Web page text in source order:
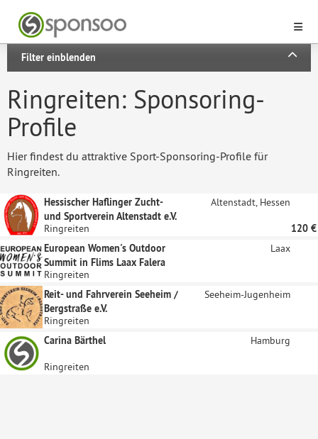
Filter einblenden
Ringreiten: Sponsoring-
Profile
Hier findest du attraktive Sport-Sponsoring-Profile für
Ringreiten.
Hessischer Haflinger Zucht-
und Sportverein Altenstadt e.V.
Altenstadt, Hessen
Ringreiten
120 €
European Women's Outdoor
Summit in Flims Laax Falera
Laax
Ringreiten
Reit- und Fahrverein Seeheim /
Bergstraße e.V.
Seeheim-Jugenheim
Ringreiten
Carina Bärthel
Hamburg
Ringreiten